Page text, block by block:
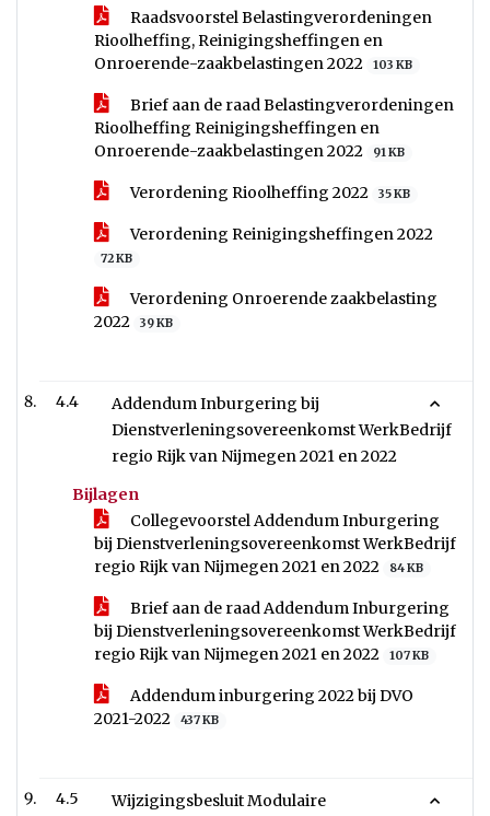
Raadsvoorstel Belastingverordeningen
Rioolheffing, Reinigingsheffingen en
Onroerende-zaakbelastingen 2022
103 KB
Brief aan de raad Belastingverordeningen
Rioolheffing Reinigingsheffingen en
Onroerende-zaakbelastingen 2022
91 KB
Verordening Rioolheffing 2022 35 KB
Verordening Reinigingsheffingen 2022
72 KB
Verordening Onroerende zaakbelasting
2022
39 KB
4.4
Addendum Inburgering bij
Dienstverleningsovereenkomst WerkBedrijf
regio Rijk van Nijmegen 2021 en 2022
Bijlagen
Collegevoorstel Addendum Inburgering
bij Dienstverleningsovereenkomst WerkBedrijf
regio Rijk van Nijmegen 2021 en 2022
84 KB
Brief aan de raad Addendum Inburgering
bij Dienstverleningsovereenkomst WerkBedrijf
regio Rijk van Nijmegen 2021 en 2022
107 KB
Addendum inburgering 2022 bij DVO
2021-2022
437 KB
4.5 Wijzigingsbesluit Modulaire